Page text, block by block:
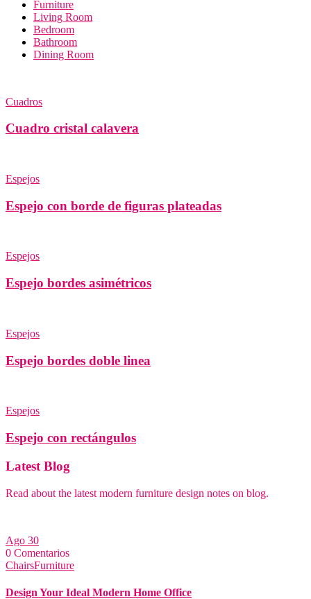
Furniture
Living Room
Bedroom
Bathroom
Dining Room
Cuadros
Cuadro cristal calavera
Espejos
Espejo con borde de figuras plateadas
Espejos
Espejo bordes asimétricos
Espejos
Espejo bordes doble linea
Espejos
Espejo con rectángulos
Latest Blog
Read about the latest modern furniture design notes on blog.
Ago 30
0 Comentarios
ChairsFurniture
Design Your Ideal Modern Home Office